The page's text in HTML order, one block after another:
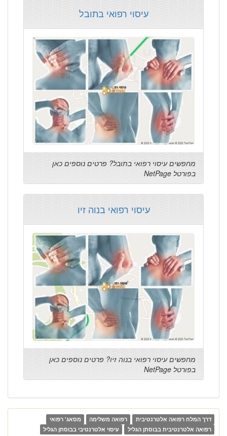
עיסוי רפואי בתובל
מחפשים עיסוי רפואי בתובל? פרטים נוספים כאן
בפורטל NetPage
עיסוי רפואי בנוה זיו
מחפשים עיסוי רפואי בנוה זיו? פרטים נוספים כאן
בפורטל NetPage
דרך המלח רפואה אלטרנטיבית רפואה משלימה
מסאג' רפואי
רפואה אלטרנטיבית בבוסתן הגליל
עיסוי אלטרנטיבי בבוסתן הגליל